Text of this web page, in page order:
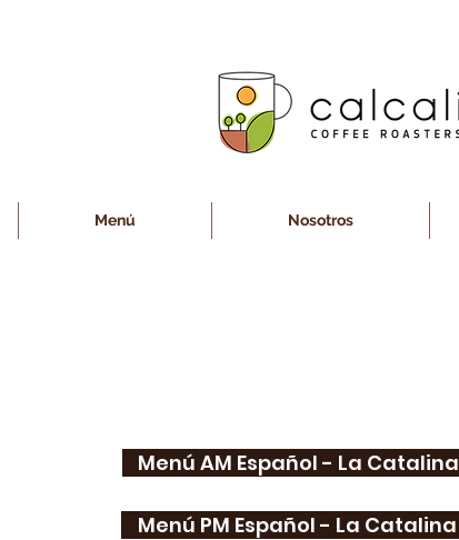
Menú Nosotros
Menú AM Español - La Catalina
Menú PM Español - La Catalina